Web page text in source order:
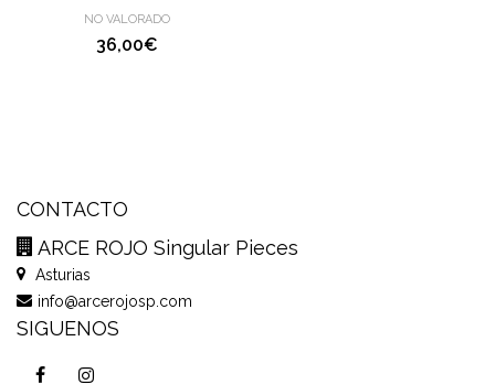
NO VALORADO
36,00€
CONTACTO
ARCE ROJO Singular Pieces
Asturias
info@arcerojosp.com
SIGUENOS